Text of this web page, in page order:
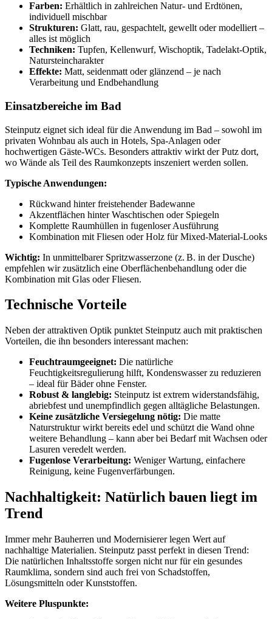
Farben: Erhältlich in zahlreichen Natur- und Erdtönen,
individuell mischbar
Strukturen: Glatt, rau, gespachtelt, gewellt oder modelliert –
alles ist möglich
Techniken: Tupfen, Kellenwurf, Wischoptik, Tadelakt-Optik,
Natursteincharakter
Effekte: Matt, seidenmatt oder glänzend – je nach
Verarbeitung und Endbehandlung
Einsatzbereiche im Bad
Steinputz eignet sich ideal für die Anwendung im Bad – sowohl im
privaten Wohnbau als auch in Hotels, Spa-Anlagen oder
hochwertigen Gäste-WCs. Besonders attraktiv wirkt der Putz dort,
wo Wände als Teil des Raumkonzepts inszeniert werden sollen.
Typische Anwendungen:
Rückwand hinter freistehender Badewanne
Akzentflächen hinter Waschtischen oder Spiegeln
Komplette Raumhüllen in fugenloser Ausführung
Kombination mit Fliesen oder Holz für Mixed-Material-Looks
Wichtig: In unmittelbarer Spritzwasserzone (z. B. in der Dusche)
empfehlen wir zusätzlich eine Oberflächenbehandlung oder die
Kombination mit Glas oder Fliesen.
Technische Vorteile
Neben der attraktiven Optik punktet Steinputz auch mit praktischen
Vorteilen, die ihn besonders interessant machen:
Feuchtraumgeeignet: Die natürliche
Feuchtigkeitsregulierung hilft, Kondenswasser zu reduzieren
– ideal für Bäder ohne Fenster.
Robust & langlebig: Steinputz ist extrem widerstandsfähig,
abriebfest und unempfindlich gegen alltägliche Belastungen.
Keine zusätzliche Versiegelung nötig: Die matte
Naturstruktur wirkt bereits edel und schützt die Wand ohne
weitere Behandlung – kann aber bei Bedarf mit Wachsen oder
Lasuren veredelt werden.
Fugenlose Verarbeitung: Weniger Wartung, einfachere
Reinigung, keine Fugenverfärbungen.
Nachhaltigkeit: Natürlich bauen liegt im
Trend
Immer mehr Bauherren und Modernisierer legen Wert auf
nachhaltige Materialien. Steinputz passt perfekt in diesen Trend:
Die natürlichen Inhaltsstoffe sorgen nicht nur für ein gesundes
Raumklima, sondern sind auch frei von Schadstoffen,
Lösungsmitteln oder Kunststoffen.
Weitere Pluspunkte: